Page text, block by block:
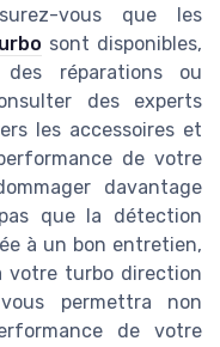
vous que les
sont disponibles,
réparations ou
des experts
les accessoires et
de votre
davantage
que la détection
à un bon entretien,
votre turbo direction
permettra non
de votre